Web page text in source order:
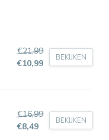
€21,99
€10,99
BEKIJKEN
€16,99
€8,49
BEKIJKEN